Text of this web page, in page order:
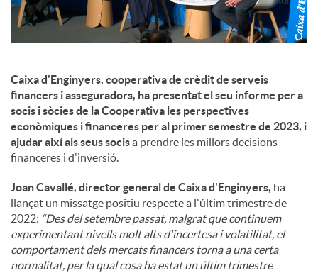
Caixa d'Enginyers, cooperativa de crèdit de serveis
financers i asseguradors, ha presentat el seu informe per a
socis i sòcies de la Cooperativa les perspectives
econòmiques i financeres per al primer semestre de 2023, i
ajudar així als seus socisa prendre les millors decisions
financeres i d'inversió.
Joan Cavallé, director general de Caixa d'Enginyers, ha
llançat un missatge positiu respecte a l'últim trimestre de
2022: “Des del setembre passat, malgrat que continuem
experimentant nivells molt alts d'incertesa i volatilitat, el
comportament dels mercats financers torna a una certa
normalitat, per la qual cosa ha estat un últim trimestre